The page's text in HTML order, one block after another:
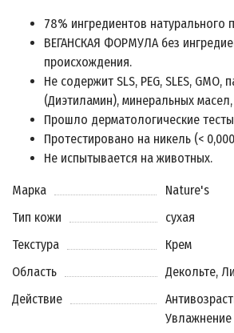
78% ингредиентов натурального
ВЕГАНСКАЯ ФОРМУЛА без
происхождения.
Не содержит SLS, PEG, SLES,
(Диэтиламин), минеральных
Прошло дерматологические
Протестировано на никель (<
Не испытывается на животных.
Марка
Nature's
Тип кожи
сухая
Текстура
Крем
Область
Декольте,
Действие
Увлажнение